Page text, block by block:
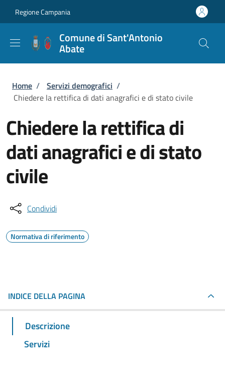
Regione Campania
Comune di Sant'Antonio
Abate
Briciole di pane
Home / Servizi demografici /
Chiedere la rettifica di dati anagrafici e di stato civile
Chiedere la rettifica di
dati anagrafici e di stato
civile
Condividi
Normativa di riferimento
INDICE DELLA PAGINA
Descrizione
Servizi